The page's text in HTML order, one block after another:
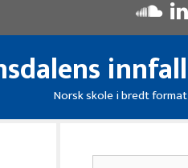
innfall
Norsk skole i bredt format